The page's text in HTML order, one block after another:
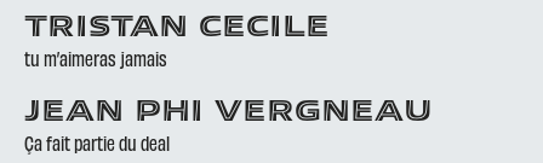
TRISTAN CECILE
tu m’aimeras jamais
JEAN PHI VERGNEAU
Ça fait partie du deal